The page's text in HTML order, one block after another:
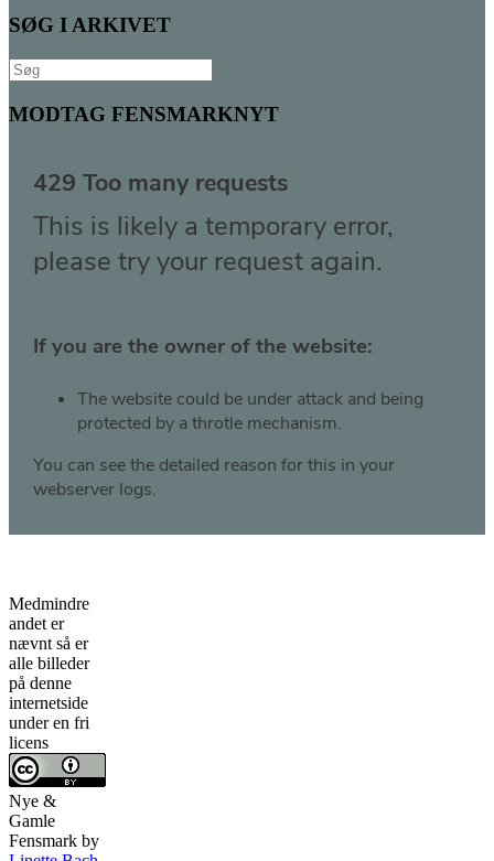
SØG I ARKIVET
Søg
efter:
MODTAG FENSMARKNYT
Medmindre
andet er
nævnt så er
alle billeder
på denne
internetside
under en fri
licens
Nye &
Gamle
Fensmark by